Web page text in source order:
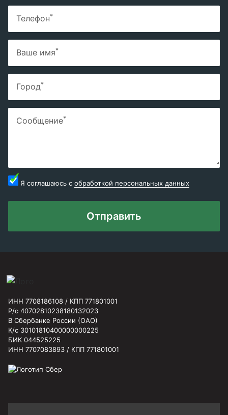
Телефон*
Ваше имя*
Город*
Сообщение*
Я соглашаюсь с обработкой персональных данных
Отправить
ИНН 7708186108 / КПП 771801001
Р/с 40702810238180132023
В Сбербанке России (ОАО)
К/с 30101810400000000225
БИК 044525225
ИНН 7707083893 / КПП 771801001